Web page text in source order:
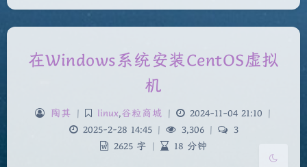
Sans Serif Serif
关闭 日落 暗化
在Windows系统安装CentOS虚拟
机
陶其 | linux,谷粒商城 | 2024-11-04 21:10 |
2025-2-28 14:45 | 3,306 |
3
2625 字 | 18 分钟